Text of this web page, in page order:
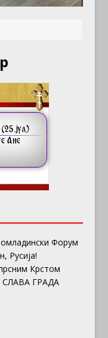
Форум
Русија!
Крстом
ГРАДА